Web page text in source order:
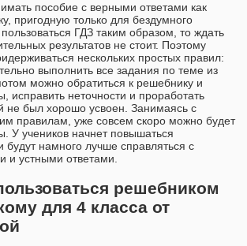
пособие с верными ответами как
пригодную только для бездумного
ГДЗ таким образом, то ждать
результатов не стоит. Поэтому
нескольких простых правил:
выполнить все задания по теме из
можно обратиться к решебнику и
исправить неточности и проработать
не был хорошо усвоен. Занимаясь с
правилам, уже совсем скоро можно будет
У учеников начнет повышаться
будут намного лучше справляться с
и устными ответами.
решебником
для 4 класса от